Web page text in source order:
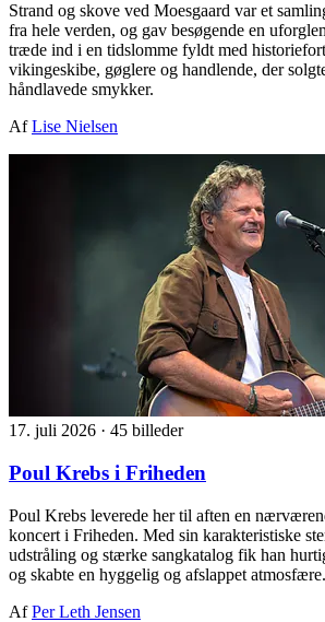
Strand og skove ved Moesgaard var et
fra hele verden, og gav besøgende en
træde ind i en tidslomme fyldt med
vikingeskibe, gøglere og handlende, der
håndlavede smykker.
AfLise Nielsen
17. juli 2026 · 45 billeder
Poul Krebs i Friheden
Poul Krebs leverede her til aften en
koncert i Friheden. Med sin karakteristiske
udstråling og stærke sangkatalog fik han
og skabte en hyggelig og afslappet atmosfære.
AfPer Leth Jensen